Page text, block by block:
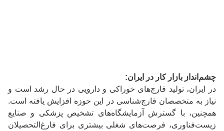
چشم‌انداز بازار کار در ایران:
در ایران، تولید قارچ‌های خوراکی و دارویی در حال رشد است و
نیاز به متخصصان قارچ‌شناسی در این حوزه افزایش یافته است.
همچنین، با گسترش آزمایشگاه‌های تشخیص پزشکی و صنایع
زیست‌فناوری، فرصت‌های شغلی بیشتری برای فارغ‌التحصیلان